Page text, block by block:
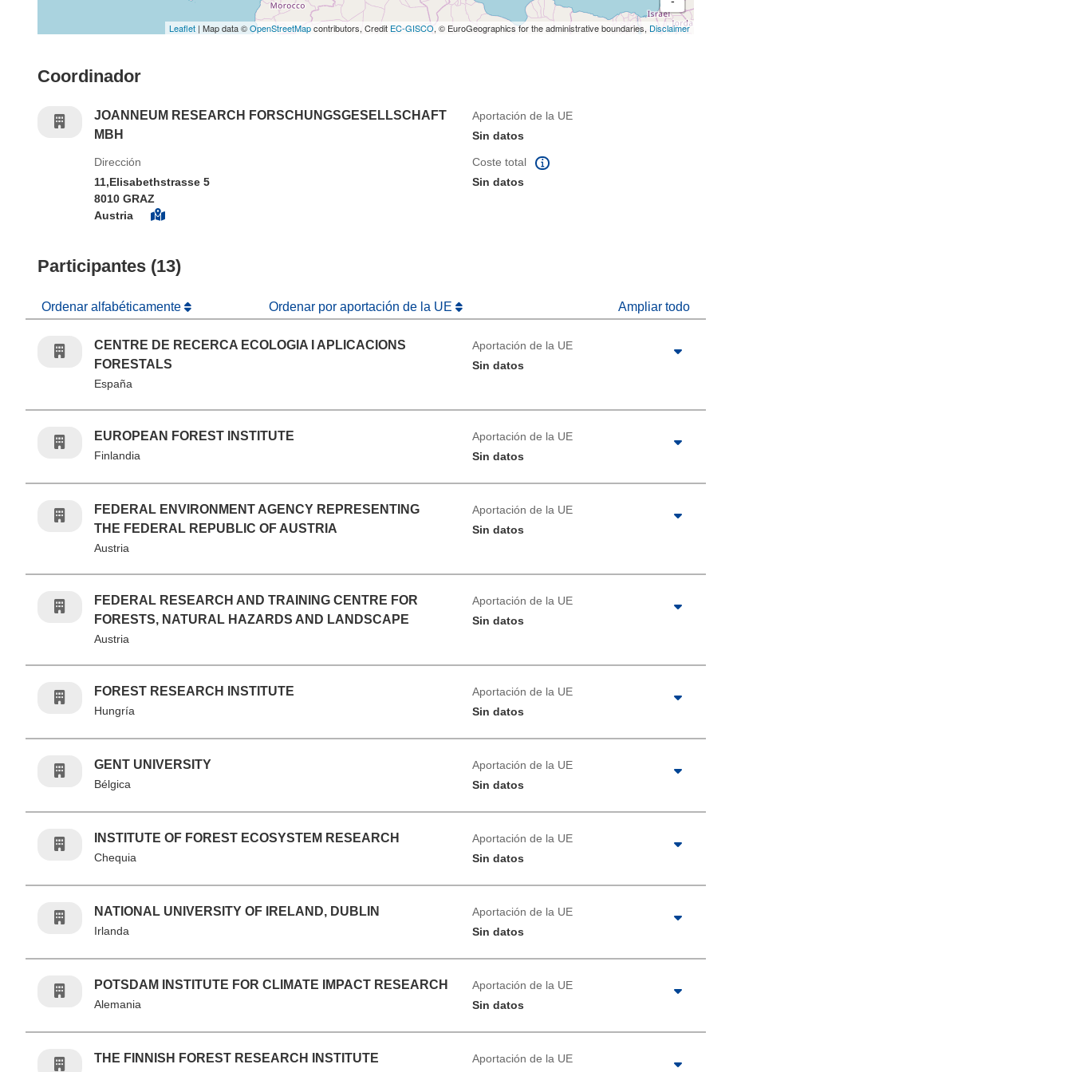
Leaflet | Map data ©OpenStreetMapcontributors, Credit EC-GISCO, © EuroGeographics for the administrative boundaries, Disclaimer
Coordinador
JOANNEUM RESEARCH FORSCHUNGSGESELLSCHAFT
MBH
Aportación de la UE
Sin datos
Dirección
11,Elisabethstrasse 5
8010 GRAZ
Austria
Coste total
Sin datos
Participantes (13)
Ordenar alfabéticamente Ordenar por aportación de la UE Ampliar todo
CENTRE DE RECERCA ECOLOGIA I APLICACIONS
FORESTALS
España
Aportación de la UE
Sin datos
EUROPEAN FOREST INSTITUTE
Finlandia
Aportación de la UE
Sin datos
FEDERAL ENVIRONMENT AGENCY REPRESENTING
THE FEDERAL REPUBLIC OF AUSTRIA
Austria
Aportación de la UE
Sin datos
FEDERAL RESEARCH AND TRAINING CENTRE FOR
FORESTS, NATURAL HAZARDS AND LANDSCAPE
Austria
Aportación de la UE
Sin datos
FOREST RESEARCH INSTITUTE
Hungría
Aportación de la UE
Sin datos
GENT UNIVERSITY
Bélgica
Aportación de la UE
Sin datos
INSTITUTE OF FOREST ECOSYSTEM RESEARCH
Chequia
Aportación de la UE
Sin datos
NATIONAL UNIVERSITY OF IRELAND, DUBLIN
Irlanda
Aportación de la UE
Sin datos
POTSDAM INSTITUTE FOR CLIMATE IMPACT RESEARCH
Alemania
Aportación de la UE
Sin datos
THE FINNISH FOREST RESEARCH INSTITUTE Aportación de la UE